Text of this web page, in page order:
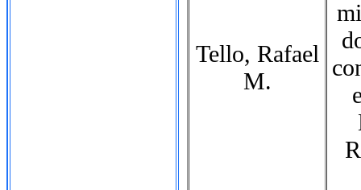
Tello, Rafael
M.